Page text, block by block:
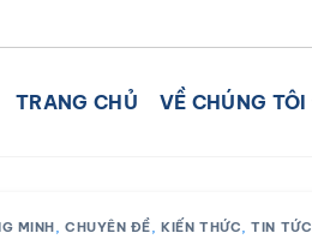
TRANG CHỦ VỀ CHÚNG TÔI
MINH,CHUYÊN ĐỀ,KIẾN THỨC,TIN TỨC